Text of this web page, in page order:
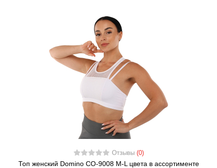
Отзывы (0)
Топ женский Domino CO-9008 M-L цвета в ассортименте